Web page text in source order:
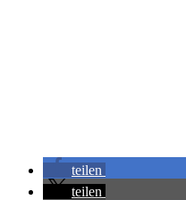
teilen
teilen